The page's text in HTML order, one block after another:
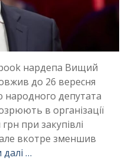
нардепа Вищий
до 26 вересня
народного депутата
в організації
при закупівлі
але вкотре зменшив
…